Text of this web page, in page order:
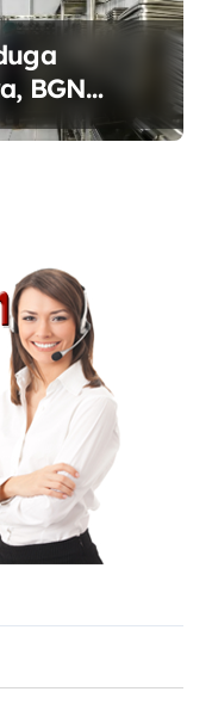
BGN
Keamanan